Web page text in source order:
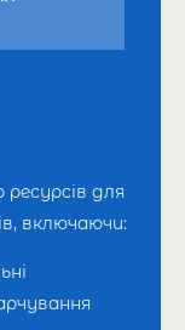
для
включаючи: